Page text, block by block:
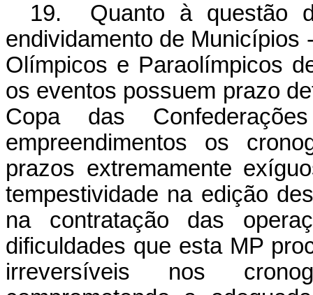
19. Quanto à questão
endividamento de Municípios
Olímpicos e Paraolímpicos
os eventos possuem prazo
Copa das
empreendimentos os
prazos extremamente
tempestividade na edição
na contratação das
dificuldades que esta MP
irreversíveis nos